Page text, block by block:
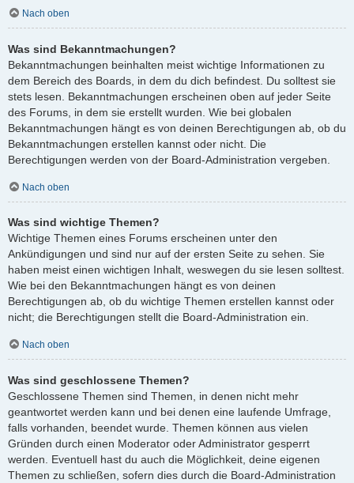
Nach oben
Was sind Bekanntmachungen?
Bekanntmachungen beinhalten meist wichtige Informationen zu
dem Bereich des Boards, in dem du dich befindest. Du solltest sie
stets lesen. Bekanntmachungen erscheinen oben auf jeder Seite
des Forums, in dem sie erstellt wurden. Wie bei globalen
Bekanntmachungen hängt es von deinen Berechtigungen ab, ob du
Bekanntmachungen erstellen kannst oder nicht. Die
Berechtigungen werden von der Board-Administration vergeben.
Nach oben
Was sind wichtige Themen?
Wichtige Themen eines Forums erscheinen unter den
Ankündigungen und sind nur auf der ersten Seite zu sehen. Sie
haben meist einen wichtigen Inhalt, weswegen du sie lesen solltest.
Wie bei den Bekanntmachungen hängt es von deinen
Berechtigungen ab, ob du wichtige Themen erstellen kannst oder
nicht; die Berechtigungen stellt die Board-Administration ein.
Nach oben
Was sind geschlossene Themen?
Geschlossene Themen sind Themen, in denen nicht mehr
geantwortet werden kann und bei denen eine laufende Umfrage,
falls vorhanden, beendet wurde. Themen können aus vielen
Gründen durch einen Moderator oder Administrator gesperrt
werden. Eventuell hast du auch die Möglichkeit, deine eigenen
Themen zu schließen, sofern dies durch die Board-Administration